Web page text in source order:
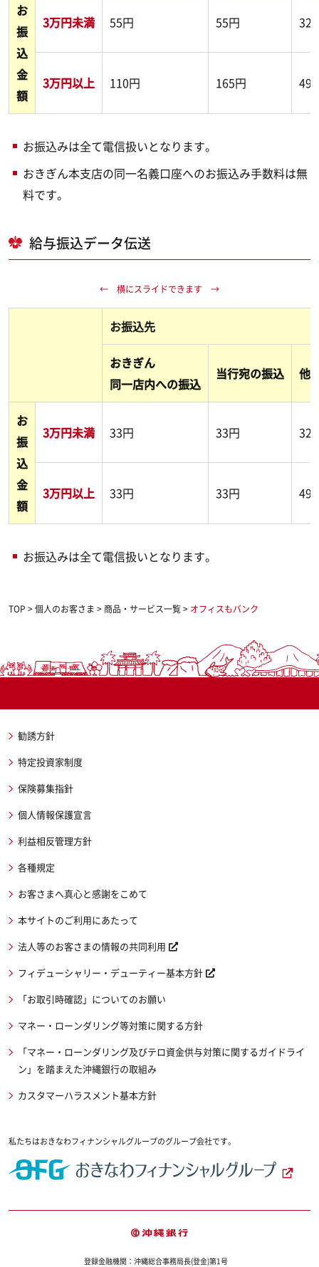
お
振
込
金
額
3万円未満 55円 55円
3万円以上 110円 165円
お振込みは全て電信扱いとなります。
おきぎん本支店の同一名義口座へのお振込み手数料は無
料です。
給与振込データ伝送
お振込先
おきぎん
同一店内への振込
当行宛の振込 他
お
振
込
金
額
3万円未満 33円 33円
3万円以上 33円 33円
お振込みは全て電信扱いとなります。
TOP >個人のお客さま > 商品・サービス一覧> オフィスもバンク
私たちはおきなわフィナンシャルグループのグループ会社です。
勧誘方針
特定投資家制度
保険募集指針
個人情報保護宣言
利益相反管理方針
各種規定
お客さまへ真心と感謝をこめて
本サイトのご利用にあたって
法人等のお客さまの情報の共同利用
フィデューシャリー・デューティー基本方針
「お取引時確認」についてのお願い
マネー・ローンダリング等対策に関する方針
「マネー・ローンダリング及びテロ資金供与対策に関するガイドライ
ン」を踏まえた沖縄銀行の取組み
カスタマーハラスメント基本方針
登録金融機関：沖縄総合事務局長(登金)第1号